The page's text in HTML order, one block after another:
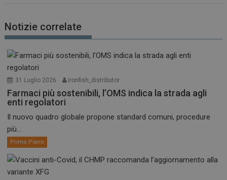
Notizie correlate
31 Luglio 2026 ironfish_distributor
Farmaci più sostenibili, l’OMS indica la strada agli
enti regolatori
Il nuovo quadro globale propone standard comuni, procedure
più...
Primo Piano